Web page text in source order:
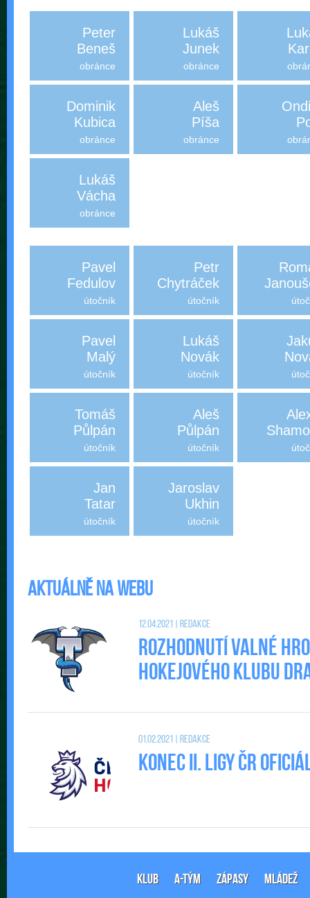
Peter
Beneš
obránce
Lukáš
Junek
obránce
Dominik
Kubica
obránce
Aleš
Píša
obránce
Lukáš
Vácha
obránce
Pavel
Fedulov
útočník
Petr
Chytráček
útočník
Pavel
Malý
útočník
Lukáš
Novák
útočník
Tomáš
Půlpán
útočník
Aleš
Půlpán
útočník
Jan
Tatar
útočník
Jaroslav
Ukhin
útočník
Aktuálně na webu
12.04.2021 | Redakce
Rozhodnutí valné
Hokejového klubu
01.02.2021 | Redakce
Konec II. Ligy ČR
KLUB A-TÝM ZÁPASY MLÁDEŽ